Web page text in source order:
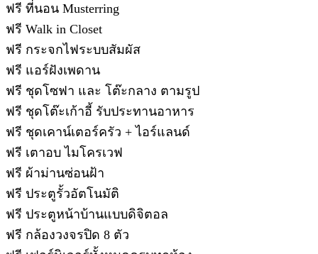
ฟรี ที่นอน Musterring
ฟรี Walk in Closet
ฟรี กระจกไฟระบบสัมผัส
ฟรี แอร์ฝังเพดาน
ฟรี ชุดโซฟา และ โต๊ะกลาง ตามรูป
ฟรี ชุดโต๊ะเก้าอี้ รับประทานอาหาร
ฟรี ชุดเคาน์เตอร์ครัว + ไอร์แลนด์
ฟรี เตาอบ ไมโครเวฟ
ฟรี ผ้าม่านซ่อนฝ้า
ฟรี ประตูรั้วอัตโนมัติ
ฟรี ประตูหน้าบ้านแบบดิจิตอล
ฟรี กล้องวงจรปิด 8 ตัว